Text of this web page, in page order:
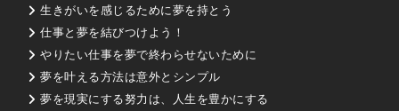
生きがいを感じるために夢を持とう
仕事と夢を結びつけよう！
やりたい仕事を夢で終わらせないために
夢を叶える方法は意外とシンプル
夢を現実にする努力は、人生を豊かにする